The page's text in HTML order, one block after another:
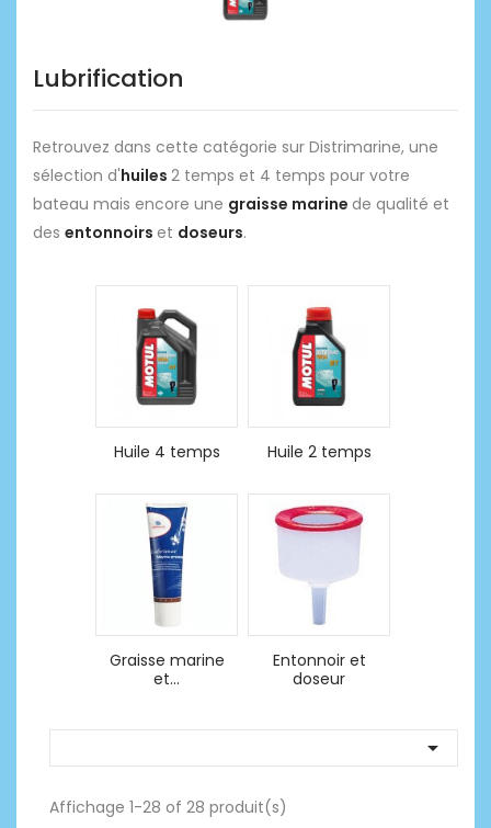
Lubrification
Retrouvez dans cette catégorie sur Distrimarine, une
sélection d'huiles 2 temps et 4 temps pour votre
bateau mais encore une graisse marine de qualité et
des entonnoirs et doseurs.
Huile 4 temps Huile 2 temps
Graisse marine
et...
Entonnoir et
doseur

Affichage 1-28 of 28 produit(s)